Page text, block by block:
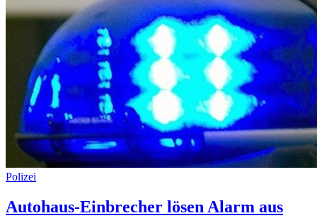
Polizei
Autohaus-Einbrecher lösen Alarm aus